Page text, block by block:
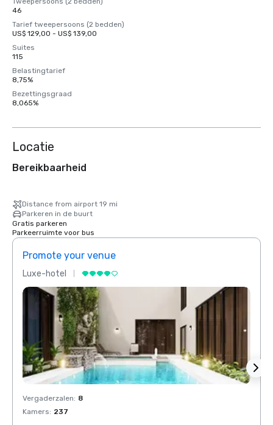
46
Tarief tweepersoons (2 bedden)
US$ 129,00 - US$ 139,00
Suites
115
Belastingtarief
8,75%
Bezettingsgraad
8,065%
Locatie
Bereikbaarheid
Distance from airport 19 mi
Parkeren in de buurt
Gratis parkeren
Parkeerruimte voor bus
Promote your venue
Luxe-hotel
Vergaderzalen: 8
Kamers: 237